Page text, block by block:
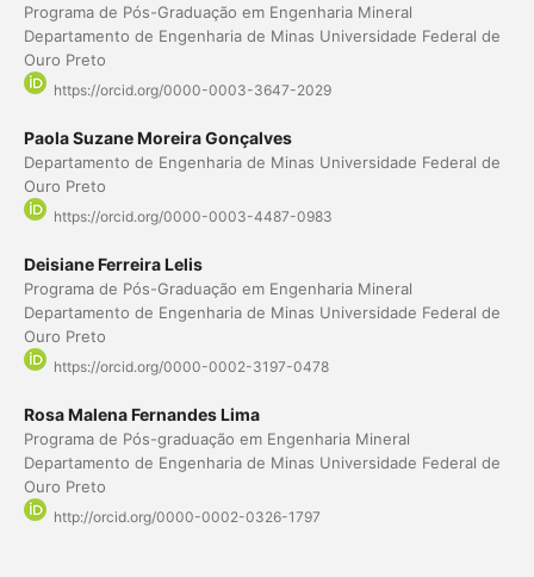
Programa de Pós-Graduação em Engenharia Mineral
Departamento de Engenharia de Minas Universidade Federal de
Ouro Preto
https://orcid.org/0000-0003-3647-2029
Paola Suzane Moreira Gonçalves
Departamento de Engenharia de Minas Universidade Federal de
Ouro Preto
https://orcid.org/0000-0003-4487-0983
Deisiane Ferreira Lelis
Programa de Pós-Graduação em Engenharia Mineral
Departamento de Engenharia de Minas Universidade Federal de
Ouro Preto
https://orcid.org/0000-0002-3197-0478
Rosa Malena Fernandes Lima
Programa de Pós-graduação em Engenharia Mineral
Departamento de Engenharia de Minas Universidade Federal de
Ouro Preto
http://orcid.org/0000-0002-0326-1797